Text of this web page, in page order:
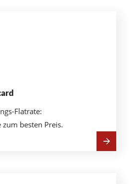
Flatrate:
zum besten Preis.